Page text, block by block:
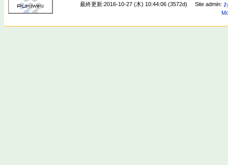
最終更新:2016-10-27 (木) 10:44:06 (3572d) Site admin: